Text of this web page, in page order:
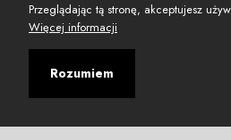
Przeglądając tą stronę, akceptujesz
Więcej informacji
Rozumiem